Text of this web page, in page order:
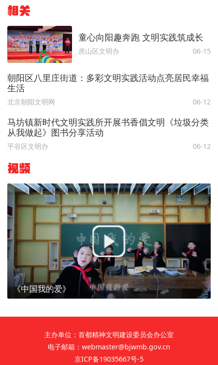
相关
童心向阳趣奔跑 文明实践筑成长
房山区文明办 06-15
朝阳区八里庄街道：多彩文明实践活动点亮居民幸福
生活
北京朝阳文明网 06-12
马坊镇新时代文明实践所开展书香倡文明《垃圾分类
从我做起》图书分享活动
平谷区文明办 06-12
视频
《中国我的爱》
主办单位：首都精神文明建设委员会办公室
电子邮箱：webmaster@bjwmb.gov.cn
京ICP备19035667号-5